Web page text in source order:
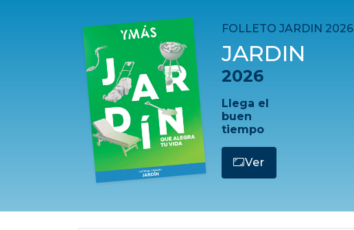
FOLLETO JARDIN 2026
JARDIN
2026
Llega el
buen
tiempo
Ver